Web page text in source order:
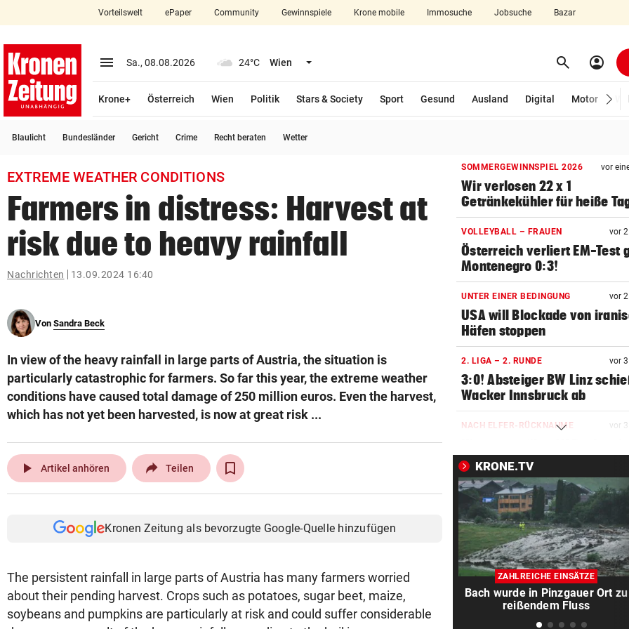
closeSchließen
account_circle Anmelden
arrow_right
bookmark
search
Suchbegriff
eingeben
© Krone Multimedia GmbH & Co KG 2026
Vorteilswelt ePaper Community Gewinnspiele Krone mobile Immosuche Jobsuche Bazar
menu Menü aufklappen
Sa., 08.08.2026 24°C Wien Menü aufklappen search Suchen
account_circle
Krone+ Österreich Wien Politik Stars & Society Sport Gesund Ausland Digital Motor
Blaulicht Bundesländer Gericht Crime Recht beraten Wetter
EXTREME WEATHER CONDITIONS
Farmers in distress: Harvest at
risk due to heavy rainfall
Nachrichten 13.09.2024 16:40
Von Sandra Beck
In view of the heavy rainfall in large parts of Austria, the situation is
particularly catastrophic for farmers. So far this year, the extreme weather
conditions have caused total damage of 250 million euros. Even the harvest,
which has not yet been harvested, is now at great risk ...
play_arrow Artikel anhören Teilen
Kronen Zeitung als bevorzugte Google-Quelle hinzufügen
The persistent rainfall in large parts of Austria has many farmers worried
about their pending harvest. Crops such as potatoes, sugar beet, maize,
soybeans and pumpkins are particularly at risk and could suffer considerable
SOMMERGEWINNSPIEL 2026 vor
Wir verlosen 22 x 1
Getränkekühler für heiße
VOLLEYBALL – FRAUEN vor
Österreich verliert EM-Test
Montenegro 0:3!
UNTER EINER BEDINGUNG vor
USA will Blockade von
Häfen stoppen
2. LIGA – 2. RUNDE vor
3:0! Absteiger BW Linz
Wacker Innsbruck ab
NACH ELFER-RÜCKNAHME vor
absoluter Skandal!“
WEGEN CEUTA-KRISE vor 3
Spanien kontert: Jetzt
Grenzkontrollen für Italien
SONNTAG NOCH IM KASTEN vor
Klubs aus Holland und
locken WAC-Goalie
KRONE.TV
ZAHLREICHE EINSÄTZE
Bach wurde in Pinzgauer Ort zu
reißendem Fluss